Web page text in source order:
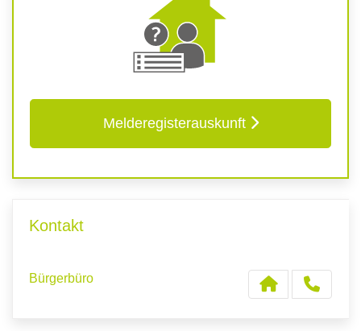
Melderegisterauskunft
Kontakt
Bürgerbüro